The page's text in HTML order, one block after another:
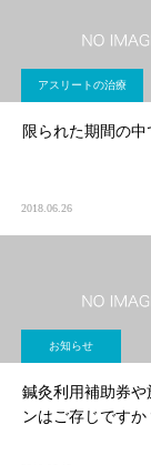
アスリートの治療
限られた期間の中
2018.06.26
お知らせ
鍼灸利用補助券や
ンはご存じですか